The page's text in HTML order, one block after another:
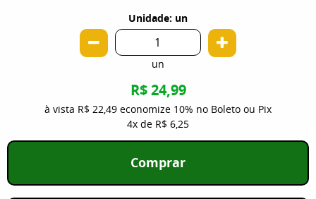
Unidade: un
un
R$ 24,99
à vista R$ 22,49 economize 10% no Boleto ou Pix
4x de R$ 6,25
Comprar